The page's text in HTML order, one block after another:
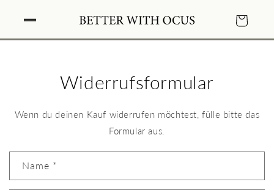
Inhalt
Warenkorb
Widerrufsformular
Wenn du deinen Kauf widerrufen möchtest, fülle bitte das
Formular aus.
Name *